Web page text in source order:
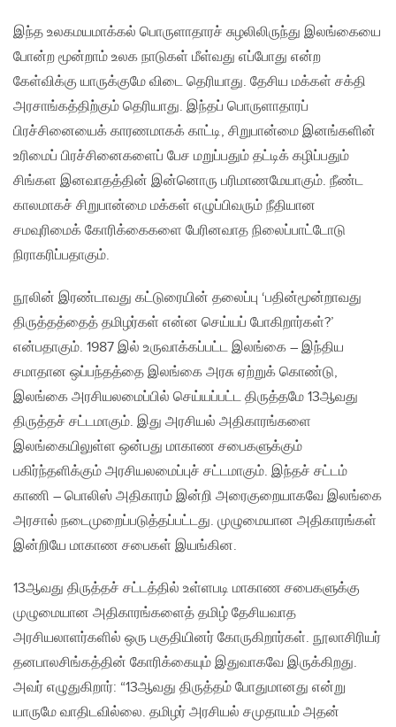
இந்த உலகமயமாக்கல் பொருளாதாரச் சுழலிலிருந்து இலங்கையை
போன்ற மூன்றாம் உலக நாடுகள் மீள்வது எப்போது என்ற
கேள்விக்கு யாருக்குமே விடை தெரியாது. தேசிய மக்கள் சக்தி
அரசாங்கத்திற்கும் தெரியாது. இந்தப் பொருளாதாரப்
பிரச்சினையைக் காரணமாகக் காட்டி, சிறுபான்மை இனங்களின்
உரிமைப் பிரச்சினைகளைப் பேச மறுப்பதும் தட்டிக் கழிப்பதும்
சிங்கள இனவாதத்தின் இன்னொரு பரிமாணமேயாகும். நீண்ட
காலமாகச் சிறுபான்மை மக்கள் எழுப்பிவரும் நீதியான
சமவுரிமைக் கோரிக்கைகளை பேரினவாத நிலைப்பாட்டோடு
நிராகரிப்பதாகும்.
நூலின் இரண்டாவது கட்டுரையின் தலைப்பு ‘பதின்மூன்றாவது
திருத்தத்தைத் தமிழர்கள் என்ன செய்யப் போகிறார்கள்?’
என்பதாகும். 1987 இல் உருவாக்கப்பட்ட இலங்கை – இந்திய
சமாதான ஒப்பந்தத்தை இலங்கை அரசு ஏற்றுக் கொண்டு,
இலங்கை அரசியலமைப்பில் செய்யப்பட்ட திருத்தமே 13ஆவது
திருத்தச் சட்டமாகும். இது அரசியல் அதிகாரங்களை
இலங்கையிலுள்ள ஒன்பது மாகாண சபைகளுக்கும்
பகிர்ந்தளிக்கும் அரசியலமைப்புச் சட்டமாகும். இந்தச் சட்டம்
காணி – பொலிஸ் அதிகாரம் இன்றி அரைகுறையாகவே இலங்கை
அரசால் நடைமுறைப்படுத்தப்பட்டது. முழுமையான அதிகாரங்கள்
இன்றியே மாகாண சபைகள் இயங்கின.
13ஆவது திருத்தச் சட்டத்தில் உள்ளபடி மாகாண சபைகளுக்கு
முழுமையான அதிகாரங்களைத் தமிழ் தேசியவாத
அரசியலாளர்களில் ஒரு பகுதியினர் கோருகிறார்கள். நூலாசிரியர்
தனபாலசிங்கத்தின் கோரிக்கையும் இதுவாகவே இருக்கிறது.
அவர் எழுதுகிறார்: “13ஆவது திருத்தம் போதுமானது என்று
யாருமே வாதிடவில்லை. தமிழர் அரசியல் சமுதாயம் அதன்